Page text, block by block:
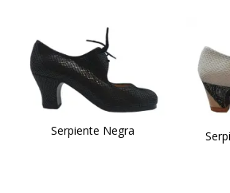
Serpiente Negra